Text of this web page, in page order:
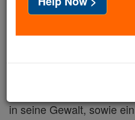
Im dritten Jahr der
König von Juda, zog
Der Herr ließ Jojakim,
in seine Gewalt, sowie